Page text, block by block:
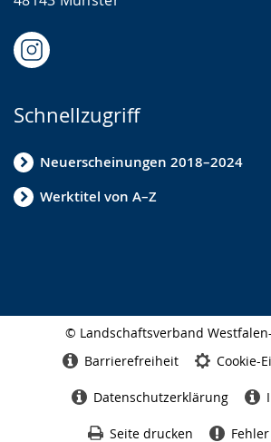
Schnellzugriff
Neuerscheinungen 2018–2024
Werktitel von A–Z
© Landschaftsverband
Barrierefreiheit Cookie-
Datenschutzerklärung
Seite drucken